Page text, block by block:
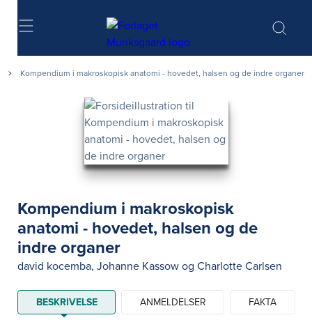
Søg
Kompendium i makroskopisk anatomi - hovedet, halsen og de indre organer
Kompendium i makroskopisk
anatomi - hovedet, halsen og de
indre organer
david kocemba, Johanne Kassow og Charlotte Carlsen
BESKRIVELSE ANMELDELSER FAKTA